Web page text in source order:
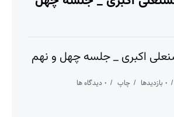
۰ بازدیدها چاپ ۰ دیدگاه ها